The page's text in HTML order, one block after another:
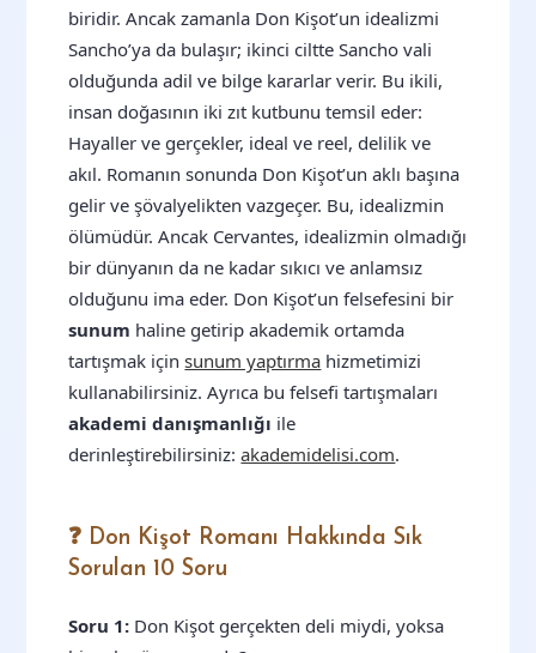
biridir. Ancak zamanla Don Kişot’un idealizmi
Sancho’ya da bulaşır; ikinci ciltte Sancho vali
olduğunda adil ve bilge kararlar verir. Bu ikili,
insan doğasının iki zıt kutbunu temsil eder:
Hayaller ve gerçekler, ideal ve reel, delilik ve
akıl. Romanın sonunda Don Kişot’un aklı başına
gelir ve şövalyelikten vazgeçer. Bu, idealizmin
ölümüdür. Ancak Cervantes, idealizmin olmadığı
bir dünyanın da ne kadar sıkıcı ve anlamsız
olduğunu ima eder. Don Kişot’un felsefesini bir
sunum haline getirip akademik ortamda
tartışmak içinsunum yaptırma hizmetimizi
kullanabilirsiniz. Ayrıca bu felsefi tartışmaları
akademi danışmanlığı ile
derinleştirebilirsiniz:akademidelisi.com.
❓ Don Kişot Romanı Hakkında Sık
Sorulan 10 Soru
Soru 1: Don Kişot gerçekten deli miydi, yoksa